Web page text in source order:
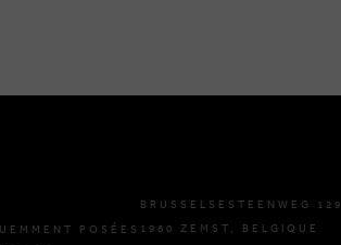
POSÉES
BRUSSELSESTEENWEG 129
1980 ZEMST, BELGIQUE